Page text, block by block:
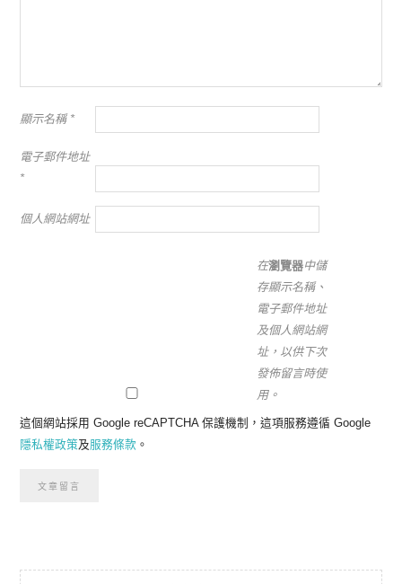
顯示名稱 *
電子郵件地址
*
個人網站網址
在瀏覽器中儲
存顯示名稱、
電子郵件地址
及個人網站網
址，以供下次
發佈留言時使
用。
這個網站採用 Google reCAPTCHA 保護機制，這項服務遵循 Google
隱私權政策及服務條款 。